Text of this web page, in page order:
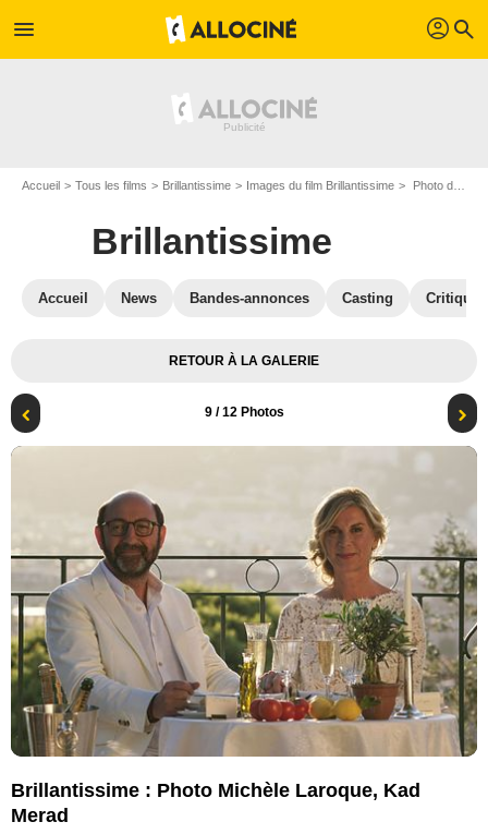
menu profil search
Accueil Tous les films Brillantissime Images du film Brillantissime Photo du film Brillantissime - Photo 9
Brillantissime
Accueil News Bandes-annonces Casting
RETOUR À LA GALERIE
9/ 12 Photos
Brillantissime : Photo Michèle Laroque, Kad
Merad